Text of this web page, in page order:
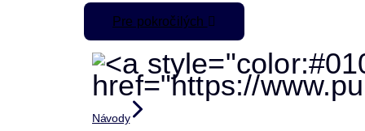
Pre pokročilých
Návody